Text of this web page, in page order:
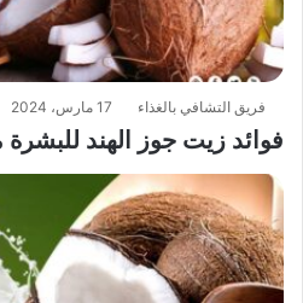
فريق التشافي بالغذاء 17 مارس، 2024
فوائد زيت جوز الهند